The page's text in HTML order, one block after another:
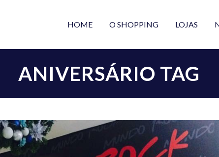
HOME O SHOPPING LOJAS
ANIVERSÁRIO TAG